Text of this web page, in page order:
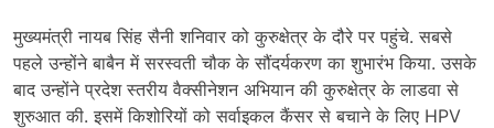
मुख्यमंत्री नायब सिंह सैनी शनिवार को कुरुक्षेत्र के दौरे पर पहुंचे. सबसे
पहले उन्होंने बाबैन में सरस्वती चौक के सौंदर्यकरण का शुभारंभ किया. उसके
बाद उन्होंने प्रदेश स्तरीय वैक्सीनेशन अभियान की कुरुक्षेत्र के लाडवा से
शुरुआत की. इसमें किशोरियों को सर्वाइकल कैंसर से बचाने के लिए HPV